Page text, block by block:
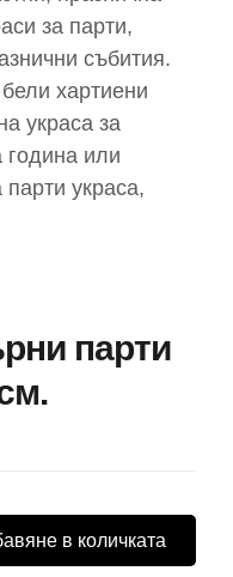
парти
в количката